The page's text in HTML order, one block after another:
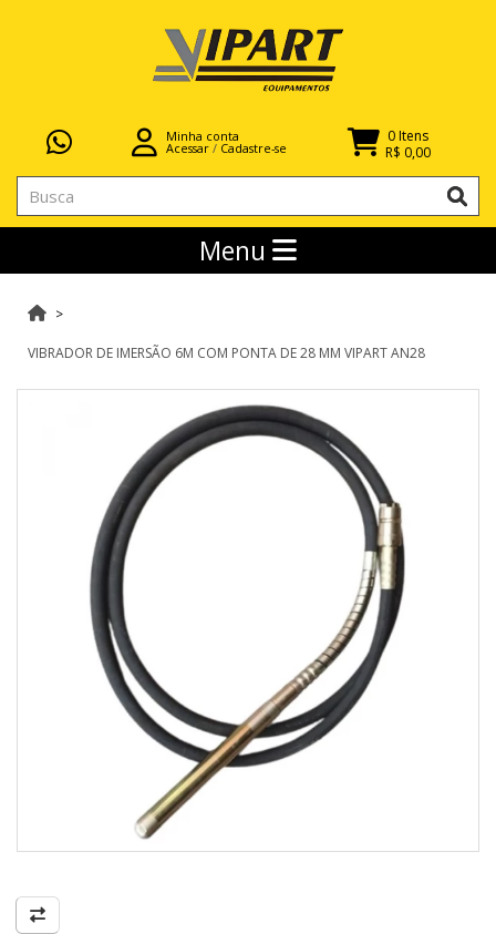
Minha conta
Acessar / Cadastre-se
0 Itens
R$ 0,00
Menu
VIBRADOR DE IMERSÃO 6M COM PONTA DE 28 MM VIPART AN28